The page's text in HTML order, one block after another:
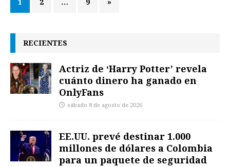
1 2 … 9 »
RECIENTES
Actriz de ‘Harry Potter’ revela
cuánto dinero ha ganado en
OnlyFans
sábado 8 de agosto de 2026
EE.UU. prevé destinar 1.000
millones de dólares a Colombia
para un paquete de seguridad